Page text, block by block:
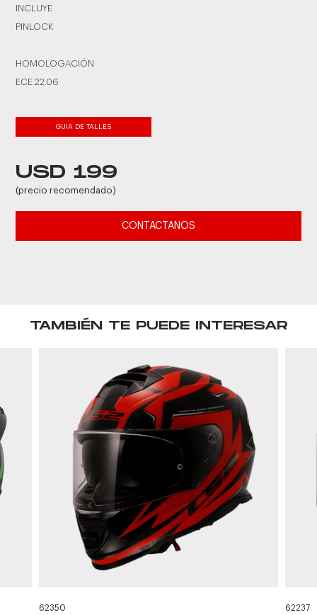
INCLUYE
PINLOCK
HOMOLOGACIÓN
ECE 22.06
GUIA DE TALLES
USD 199
(precio recomendado)
CONTACTANOS
TAMBIÉN TE PUEDE INTERESAR
62350 62237